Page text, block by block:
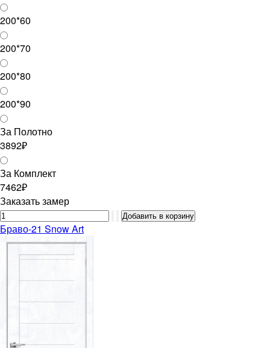
200*60
200*70
200*80
200*90
За Полотно
3892₽
За Комплект
7462₽
Заказать замер
Браво-21 Snow Art